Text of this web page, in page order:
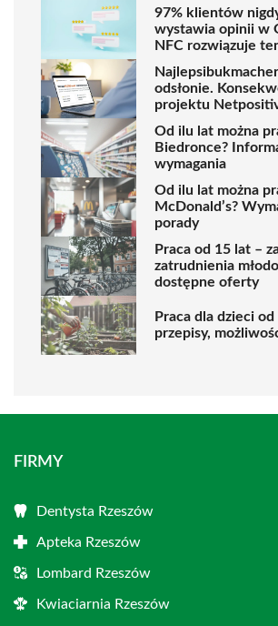
97% klientów
wystawia opinii w
NFC rozwiązuje
odsłonie.
projektu
Od ilu lat można
Biedronce?
wymagania
Od ilu lat można
McDonald’s?
porady
Praca od 15 lat –
zatrudnienia
dostępne oferty
Praca dla dzieci
przepisy,
FIRMY
Dentysta Rzeszów
Apteka Rzeszów
Lombard Rzeszów
Kwiaciarnia Rzeszów